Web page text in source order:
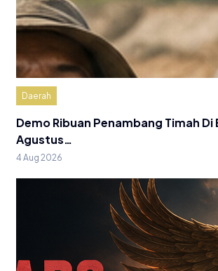
Daerah
Demo Ribuan Penambang Timah Di
Agustus…
4 Aug 2026